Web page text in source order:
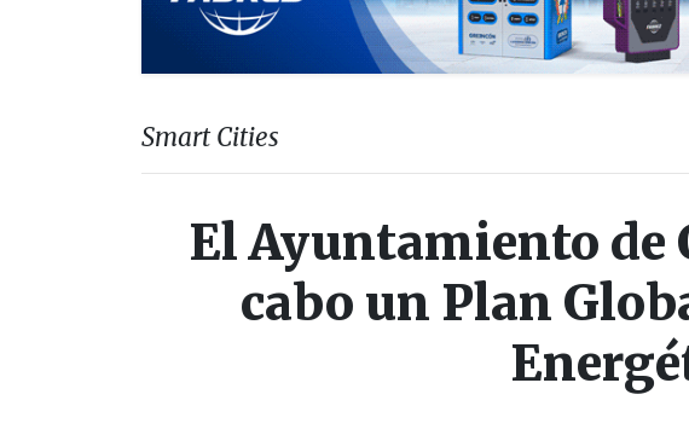
Smart Cities
El Ayuntamiento de
cabo un Plan